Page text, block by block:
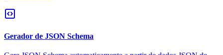
Gerador de JSON Schema